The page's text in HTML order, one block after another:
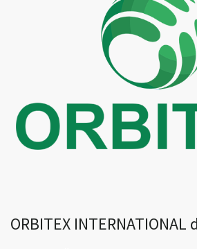
ORBITEX INTERNATIONAL